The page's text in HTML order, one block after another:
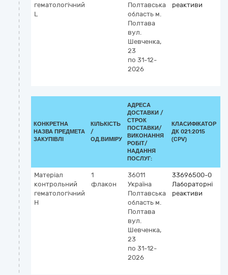
гематологічний
L
Полтавська
область м.
Полтава
вул.
Шевченка,
23
по 31-12-
2026
реактиви
КОНКРЕТНА
НАЗВА ПРЕДМЕТА
ЗАКУПІВЛІ
КІЛЬКІСТЬ
/
ОД.ВИМІРУ
АДРЕСА
ДОСТАВКИ /
СТРОК
ПОСТАВКИ/
ВИКОНАННЯ
РОБІТ/
НАДАННЯ
ПОСЛУГ:
КЛАСИФІКАТОР
ДК 021:2015
(CPV)
Матеріал
контрольний
гематологічний
Н
1
флакон
36011
Україна
Полтавська
область м.
Полтава
вул.
Шевченка,
23
по 31-12-
2026
33696500-0
Лабораторні
реактиви